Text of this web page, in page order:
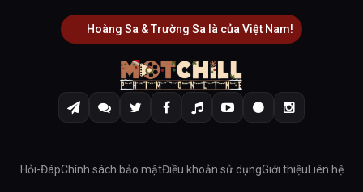
Hoàng Sa & Trường Sa là của Việt Nam!
Hỏi-ĐápChính sách bảo mậtĐiều khoản sử dụngGiới thiệu Liên hệ